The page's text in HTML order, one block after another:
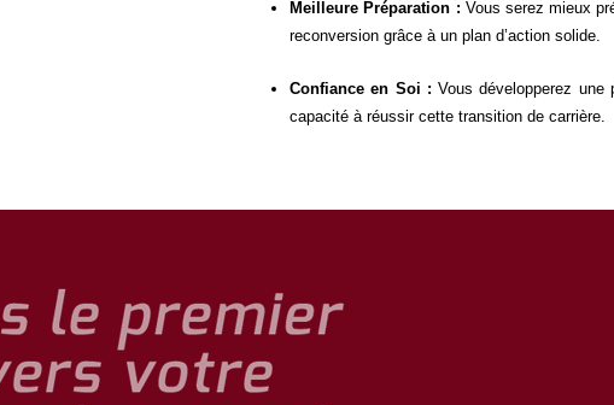
Meilleure Préparation : Vous serez mieux
reconversion grâce à un plan d’action solide.
Confiance en Soi : Vous développerez
capacité à réussir cette transition de carrière.